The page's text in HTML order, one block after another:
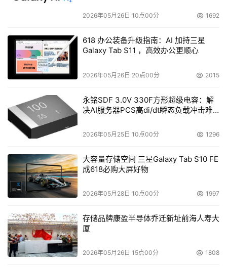
2026年05月26日 10点00分 1692
618 办公装备升级指南：AI 加持三星
Galaxy Tab S11 ，高效办公更顺心
2026年05月26日 20点00分 2015
永铭SDF 3.0V 330F方形超级电容：解
决AI服务器PCS高di/dt瞬态负载冲击难
2026年05月25日 10点00分 1296
大容量存储空间 三星Galaxy Tab S10 FE
成618必购大屏好物
2026年05月28日 10点00分 1997
存储品牌康盈半导体乔迁新址前海人寿大
厦
2026年05月26日 15点00分 1808